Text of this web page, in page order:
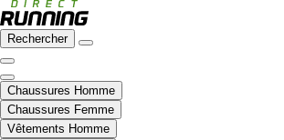
Rechercher
Chaussures Homme
Chaussures Femme
Vêtements Homme